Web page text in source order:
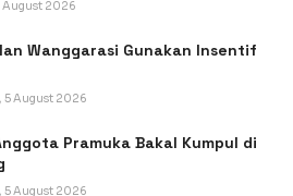
August 2026
Wanggarasi Gunakan Insentif
5 August 2026
Pramuka Bakal Kumpul di
5 August 2026